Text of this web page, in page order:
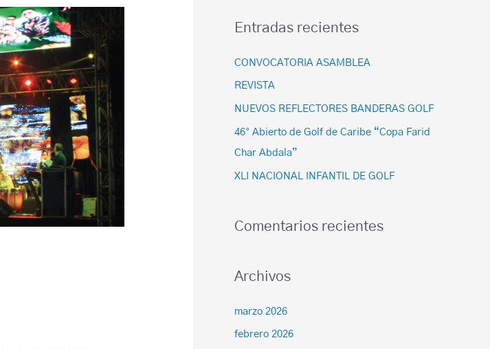
Entradas recientes
CONVOCATORIA ASAMBLEA
REVISTA
NUEVOS REFLECTORES BANDERAS GOLF
46° Abierto de Golf de Caribe “Copa Farid
Char Abdala”
XLI NACIONAL INFANTIL DE GOLF
Comentarios recientes
Archivos
marzo 2026
febrero 2026